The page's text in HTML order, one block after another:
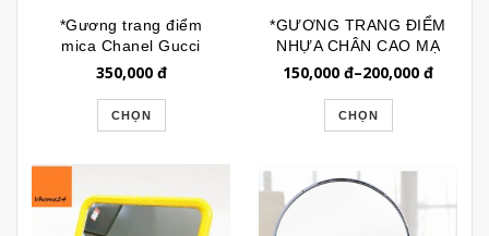
*Gương trang điểm
mica Chanel Gucci
Versace GTD164
350,000đ
CHỌN
*GƯƠNG TRANG ĐIỂM
NHỰA CHÂN CAO MẠ
VÀNG HỒNG GTD152
150,000 đ–200,000 đ
CHỌN